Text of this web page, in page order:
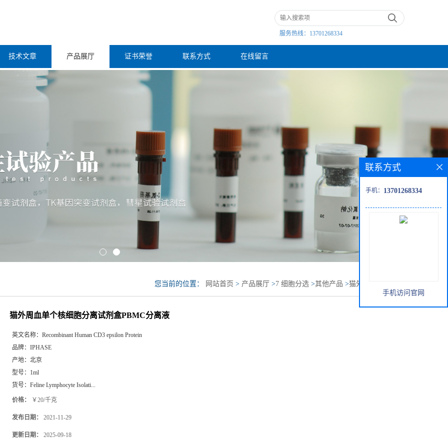
服务热线： 13701268334
技术文章 产品展厅 证书荣誉 联系方式 在线留言
您当前的位置： 网站首页 > 产品展厅 >7 细胞分选 >其他产品 >猫外周血单个核
猫外周血单个核细胞分离试剂盒PBMC分离液
英文名称： Recombinant Human CD3 epsilon Protein
品牌： IPHASE
产地： 北京
型号： 1ml
货号： Feline Lymphocyte Isolati...
价格： ￥20/千克
发布日期： 2021-11-29
更新日期： 2025-09-18
联系方式
手机： 13701268334
手机访问官网